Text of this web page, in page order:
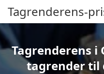
Tagrenderens-
Tagrenderens i
tagrender til